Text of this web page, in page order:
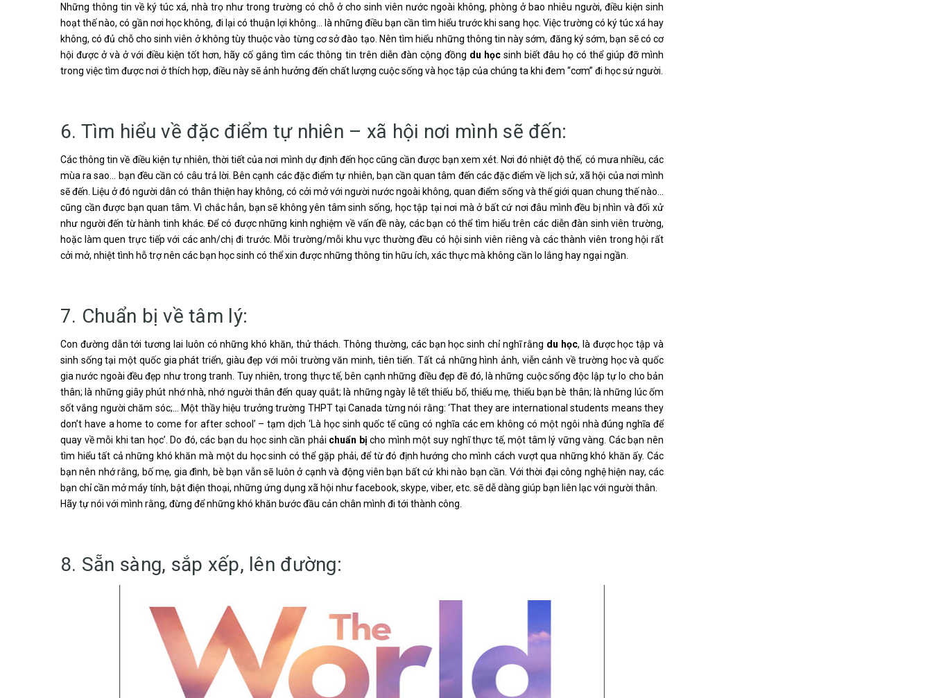
Những thông tin về ký túc xá, nhà trọ như trong trường có chỗ ở cho sinh viên nước ngoài không, phòng ở bao nhiêu người, điều kiện sinh
hoạt thế nào, có gần nơi học không, đi lại có thuận lợi không… là những điều bạn cần tìm hiểu trước khi sang học. Việc trường có ký túc xá hay
không, có đủ chỗ cho sinh viên ở không tùy thuộc vào từng cơ sở đào tạo. Nên tìm hiểu những thông tin này sớm, đăng ký sớm, bạn sẽ có cơ
hội được ở và ở với điều kiện tốt hơn, hãy cố gắng tìm các thông tin trên diễn đàn cộng đồng du họcsinh biết đâu họ có thể giúp đỡ mình
trong việc tìm được nơi ở thích hợp, điều này sẽ ảnh hưởng đến chất lượng cuộc sống và học tập của chúng ta khi đem “cơm” đi học sứ người.
6. Tìm hiểu về đặc điểm tự nhiên – xã hội nơi mình sẽ đến:
Các thông tin về điều kiện tự nhiên, thời tiết của nơi mình dự định đến học cũng cần được bạn xem xét. Nơi đó nhiệt độ thế, có mưa nhiều, các
mùa ra sao… bạn đều cần có câu trả lời. Bên cạnh các đặc điểm tự nhiên, bạn cần quan tâm đến các đặc điểm về lịch sử, xã hội của nơi mình
sẽ đến. Liệu ở đó người dân có thân thiện hay không, có cởi mở với người nước ngoài không, quan điểm sống và thế giới quan chung thế nào…
cũng cần được bạn quan tâm. Vì chắc hẳn, bạn sẽ không yên tâm sinh sống, học tập tại nơi mà ở bất cứ nơi đâu mình đều bị nhìn và đối xử
như người đến từ hành tinh khác. Để có được những kinh nghiệm về vấn đề này, các bạn có thể tìm hiểu trên các diễn đàn sinh viên trường,
hoặc làm quen trực tiếp với các anh/chị đi trước. Mỗi trường/mỗi khu vực thường đều có hội sinh viên riêng và các thành viên trong hội rất
cởi mở, nhiệt tình hỗ trợ nên các bạn học sinh có thể xin được những thông tin hữu ích, xác thực mà không cần lo lắng hay ngại ngần.
7. Chuẩn bị về tâm lý:
Con đường dẫn tới tương lai luôn có những khó khăn, thử thách. Thông thường, các bạn học sinh chỉ nghĩ rằng du học, là được học tập và
sinh sống tại một quốc gia phát triển, giàu đẹp với môi trường văn minh, tiên tiến. Tất cả những hình ảnh, viễn cảnh về trường học và quốc
gia nước ngoài đều đẹp như trong tranh. Tuy nhiên, trong thực tế, bên cạnh những điều đẹp đẽ đó, là những cuộc sống độc lập tự lo cho bản
thân; là những giây phút nhớ nhà, nhớ người thân đến quay quắt; là những ngày lễ tết thiếu bố, thiếu mẹ, thiếu bạn bè thân; là những lúc ốm
sốt vắng người chăm sóc;… Một thầy hiệu trưởng trường THPT tại Canada từng nói rằng: ‘That they are international students means they
don’t have a home to come for after school’ – tạm dịch ‘Là học sinh quốc tế cũng có nghĩa các em không có một ngôi nhà đúng nghĩa để
quay về mỗi khi tan học’. Do đó, các bạn du học sinh cần phải chuẩn bị cho mình một suy nghĩ thực tế, một tâm lý vững vàng. Các bạn nên
tìm hiểu tất cả những khó khăn mà một du học sinh có thể gặp phải, để từ đó định hướng cho mình cách vượt qua những khó khăn ấy. Các
bạn nên nhớ rằng, bố mẹ, gia đình, bè bạn vẫn sẽ luôn ở cạnh và động viên bạn bất cứ khi nào bạn cần. Với thời đại công nghệ hiện nay, các
bạn chỉ cần mở máy tính, bật điện thoại, những ứng dụng xã hội như facebook, skype, viber, etc. sẽ dễ dàng giúp bạn liên lạc với người thân.
Hãy tự nói với mình rằng, đừng để những khó khăn bước đầu cản chân mình đi tới thành công.
8. Sẵn sàng, sắp xếp, lên đường: